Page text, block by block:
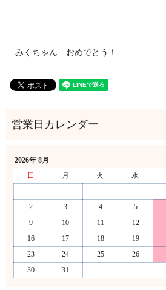
みくちゃん おめでとう！
2026年 8月
日
月 火 水
2
3 4 5
9
10 11 12
16
17 18 19
23
24 25 26
30
31